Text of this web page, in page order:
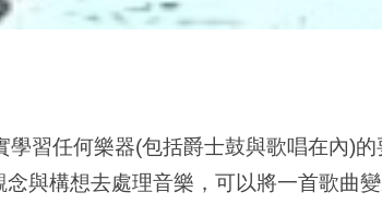
習任何樂器(包括爵士鼓與歌唱在內)
與構想去處理音樂，可以將一首歌曲